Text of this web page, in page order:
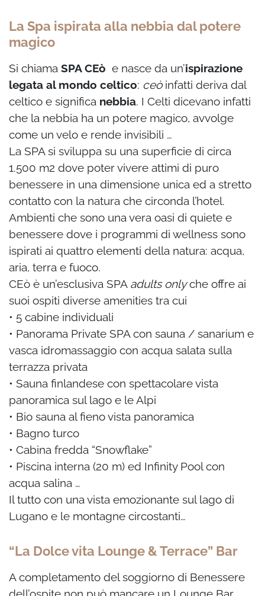
La Spa ispirata alla nebbia dal potere
magico
Si chiama SPA CEò e nasce da un’ispirazione
legata al mondo celtico: ceò infatti deriva dal
celtico e significa nebbia. I Celti dicevano infatti
che la nebbia ha un potere magico, avvolge
come un velo e rende invisibili …
La SPA si sviluppa su una superficie di circa
1.500 m2 dove poter vivere attimi di puro
benessere in una dimensione unica ed a stretto
contatto con la natura che circonda l’hotel.
Ambienti che sono una vera oasi di quiete e
benessere dove i programmi di wellness sono
ispirati ai quattro elementi della natura: acqua,
aria, terra e fuoco.
CEò è un’esclusiva SPA adults onlyche offre ai
suoi ospiti diverse amenities tra cui
• 5 cabine individuali
• Panorama Private SPA con sauna / sanarium e
vasca idromassaggio con acqua salata sulla
terrazza privata
• Sauna finlandese con spettacolare vista
panoramica sul lago e le Alpi
• Bio sauna al fieno vista panoramica
• Bagno turco
• Cabina fredda “Snowflake”
• Piscina interna (20 m) ed Infinity Pool con
acqua salina …
Il tutto con una vista emozionante sul lago di
Lugano e le montagne circostanti…
“La Dolce vita Lounge & Terrace” Bar
A completamento del soggiorno di Benessere
dell’ospite non può mancare un Lounge Bar